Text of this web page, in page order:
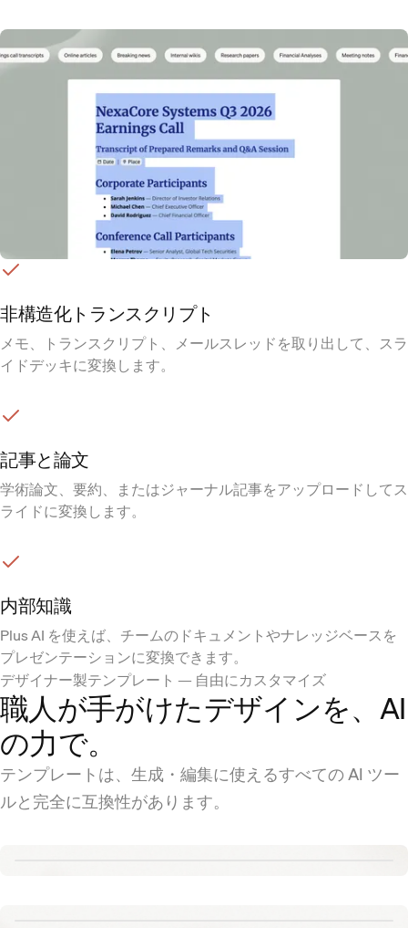
非構造化トランスクリプト
メモ、トランスクリプト、メールスレッドを取り出して、スラ
イドデッキに変換します。
記事と論文
学術論文、要約、またはジャーナル記事をアップロードしてス
ライドに変換します。
内部知識
Plus AI を使えば、チームのドキュメントやナレッジベースを
プレゼンテーションに変換できます。
デザイナー製テンプレート — 自由にカスタマイズ
職人が手がけたデザインを、AI
の力で。
テンプレートは、生成・編集に使えるすべての AI ツー
ルと完全に互換性があります。